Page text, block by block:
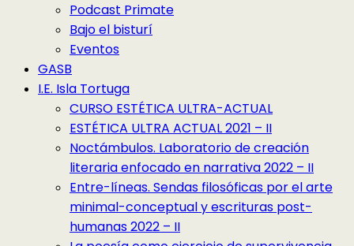
Podcast Primate
Bajo el bisturí
Eventos
GASB
I.E. Isla Tortuga
CURSO ESTÉTICA ULTRA-ACTUAL
ESTÉTICA ULTRA ACTUAL 2021 – II
Noctámbulos. Laboratorio de creación
literaria enfocado en narrativa 2022 – II
Entre-líneas. Sendas filosóficas por el arte
minimal-conceptual y escrituras post-
humanas 2022 – II